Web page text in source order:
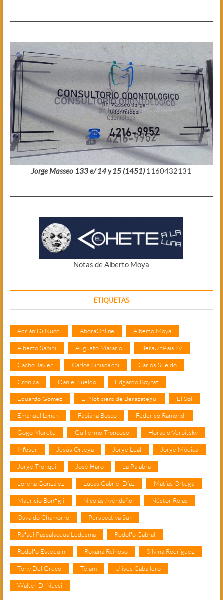
Jorge Masseo 133 e/ 14 y 15 (1451) 1160432131
Notas de Alberto Moya
ETIQUETAS
Adrián Di Nucci AhoraOnline Alberto Moya
Alberto Sabini Augusto Macario BeraUnPaisTV
Cacho Javier Carlos Siniscalchi Carlos Sueldo
Crónica Daniel Sueldo Edgardo Boyraz
Eduardo Gómez El Noticiero de Berazategui El Sol
Emanuel Lynch Fabiana Bosco Federico Ramondi
Gogo Morete Guillermo Troncoso Horacio Verbitsky
Infosur Jesús Ortega Jorge Leal Jorge Módica
Jorge Tronqui José Haro La Palabra
Lorena González Lucas Gabriel Díaz Matías Ortega
Mauricio Bonfigli Nicolás Avendaño Néstor Rojas
Osvaldo Chamorro Perspectiva Sur
Rafael Passalacqua Ledesma Rodolfo Cabral
Rodolfo Estequin Roxana Reinoso Silvina Rodríguez
Tony Del Greco Télam Ulises Caballero
Walter Di Nucci